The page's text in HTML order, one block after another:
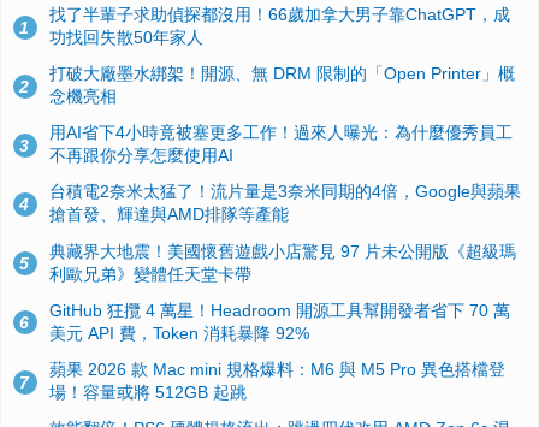
1
找了半輩子求助偵探都沒用！66歲加拿大男子靠ChatGPT，成
功找回失散50年家人
2
打破大廠墨水綁架！開源、無 DRM 限制的「Open Printer」概
念機亮相
3
用AI省下4小時竟被塞更多工作！過來人曝光：為什麼優秀員工
不再跟你分享怎麼使用AI
4
台積電2奈米太猛了！流片量是3奈米同期的4倍，Google與蘋果
搶首發、輝達與AMD排隊等產能
5
典藏界大地震！美國懷舊遊戲小店驚見 97 片未公開版《超級瑪
利歐兄弟》變體任天堂卡帶
6
GitHub 狂攬 4 萬星！Headroom 開源工具幫開發者省下 70 萬
美元 API 費，Token 消耗暴降 92%
7
蘋果 2026 款 Mac mini 規格爆料：M6 與 M5 Pro 異色搭檔登
場！容量或將 512GB 起跳